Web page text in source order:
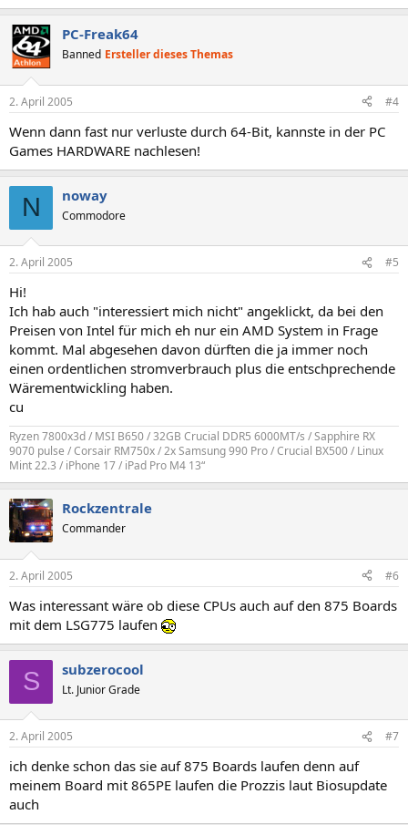
PC-Freak64
Banned Ersteller dieses Themas
2. April 2005 #4
Wenn dann fast nur verluste durch 64-Bit, kannste in der PC
Games HARDWARE nachlesen!
N noway
Commodore
2. April 2005 #5
Hi!
Ich hab auch "interessiert mich nicht" angeklickt, da bei den
Preisen von Intel für mich eh nur ein AMD System in Frage
kommt. Mal abgesehen davon dürften die ja immer noch
einen ordentlichen stromverbrauch plus die entschprechende
Wärementwickling haben.
cu
Ryzen 7800x3d / MSI B650 / 32GB Crucial DDR5 6000MT/s / Sapphire RX
9070 pulse / Corsair RM750x / 2x Samsung 990 Pro / Crucial BX500 / Linux
Mint 22.3 / iPhone 17 / iPad Pro M4 13“
Rockzentrale
Commander
2. April 2005 #6
Was interessant wäre ob diese CPUs auch auf den 875 Boards
mit dem LSG775 laufen
S subzerocool
Lt. Junior Grade
2. April 2005 #7
ich denke schon das sie auf 875 Boards laufen denn auf
meinem Board mit 865PE laufen die Prozzis laut Biosupdate
auch